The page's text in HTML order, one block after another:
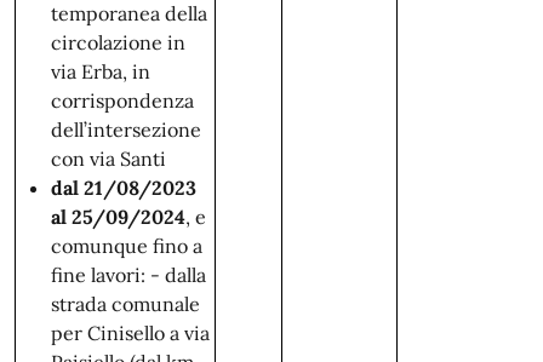
temporanea della
circolazione in
via Erba, in
corrispondenza
dell’intersezione
con via Santi
dal 21/08/2023
al 25/09/2024, e
comunque fino a
fine lavori: - dalla
strada comunale
per Cinisello a via